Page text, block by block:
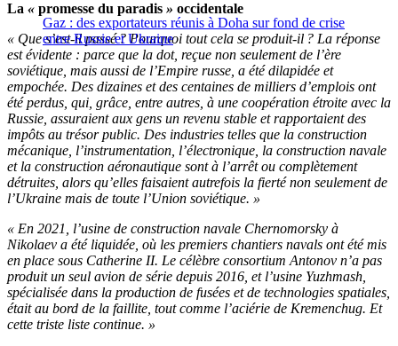
Gaz : des exportateurs réunis à Doha sur fond de crise
entre Russie et Ukraine
La « promesse du paradis » occidentale
« Que s’est-il passé ? Pourquoi tout cela se produit-il ? La réponse
est évidente : parce que la dot, reçue non seulement de l’ère
soviétique, mais aussi de l’Empire russe, a été dilapidée et
empochée. Des dizaines et des centaines de milliers d’emplois ont
été perdus, qui, grâce, entre autres, à une coopération étroite avec la
Russie, assuraient aux gens un revenu stable et rapportaient des
impôts au trésor public. Des industries telles que la construction
mécanique, l’instrumentation, l’électronique, la construction navale
et la construction aéronautique sont à l’arrêt ou complètement
détruites, alors qu’elles faisaient autrefois la fierté non seulement de
l’Ukraine mais de toute l’Union soviétique. »
« En 2021, l’usine de construction navale Chernomorsky à
Nikolaev a été liquidée, où les premiers chantiers navals ont été mis
en place sous Catherine II. Le célèbre consortium Antonov n’a pas
produit un seul avion de série depuis 2016, et l’usine Yuzhmash,
spécialisée dans la production de fusées et de technologies spatiales,
était au bord de la faillite, tout comme l’aciérie de Kremenchug. Et
cette triste liste continue. »